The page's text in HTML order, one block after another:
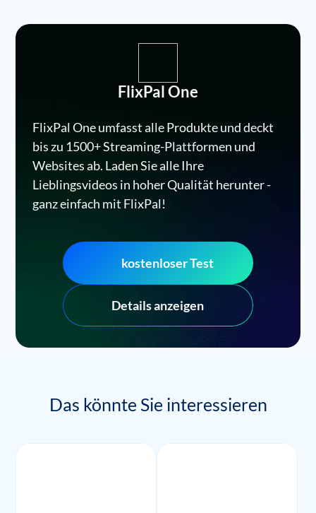
FlixPal One
FlixPal One umfasst alle Produkte und deckt
bis zu 1500+ Streaming-Plattformen und
Websites ab. Laden Sie alle Ihre
Lieblingsvideos in hoher Qualität herunter -
ganz einfach mit FlixPal!
kostenloser Test
Details anzeigen
Das könnte Sie interessieren